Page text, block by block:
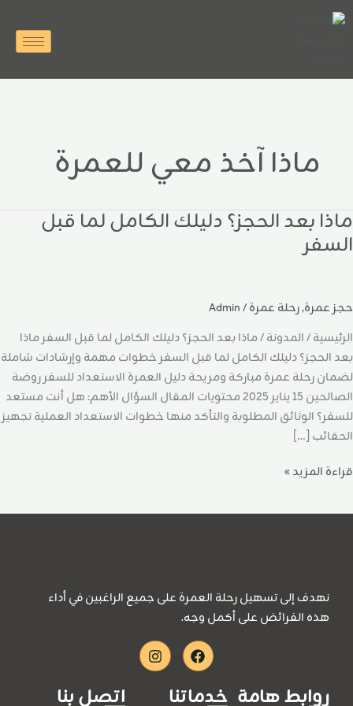
تخطي
إلى
ماذا آخذ معي للعمرة
ماذا بعد الحجز؟ دليلك الكامل لما قبل
السفر
حجز عمرة,رحلة عمرة/
Admin
الرئيسية / المدونة / ماذا بعد الحجز؟ دليلك الكامل لما قبل السفر ماذا
بعد الحجز؟ دليلك الكامل لما قبل السفر خطوات مهمة وإرشادات شاملة
لضمان رحلة عمرة مباركة ومريحة دليل العمرة الاستعداد للسفر روضة
الصالحين 15 يناير 2025 محتويات المقال السؤال الأهم: هل أنت مستعد
للسفر؟ الوثائق المطلوبة والتأكد منها خطوات الاستعداد العملية تجهيز
الحقائب […]
ماذا
بعد
لما
قبل
السفر
قراءة المزيد »
نهدف إلى تسهيل رحلة العمرة على جميع الراغبين في أداء
هذه الفرائض على أكمل وجه.
Facebook
Instagram
روابط هامة خدماتنا اتصل بنا